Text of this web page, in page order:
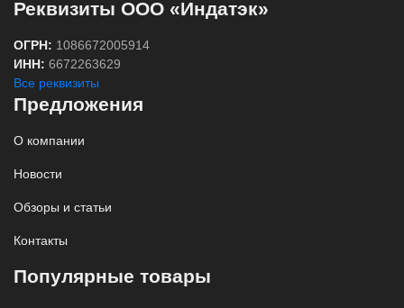
Реквизиты ООО «Индатэк»
ОГРН: 1086672005914
ИНН: 6672263629
Все реквизиты
Предложения
О компании
Новости
Обзоры и статьи
Контакты
Популярные товары